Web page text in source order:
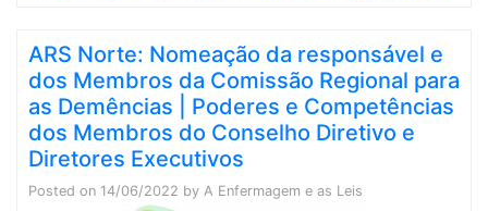
ARS Norte: Nomeação da responsável e
dos Membros da Comissão Regional para
as Demências | Poderes e Competências
dos Membros do Conselho Diretivo e
Diretores Executivos
Posted on 14/06/2022 by A Enfermagem e as Leis